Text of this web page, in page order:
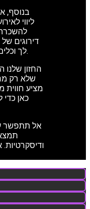
בנוסף,
דירוגים
לך וכלים נוספים שיסייעו לך לבצע החלטה חכמה.
החזון שלנו
שלא רק
מציע חווית
כאן
אל תתפשר